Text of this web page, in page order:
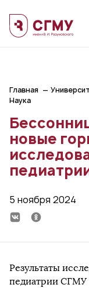
Главная
Наука
новые
5 ноября 2024
Результаты
педиатрии СГМУ